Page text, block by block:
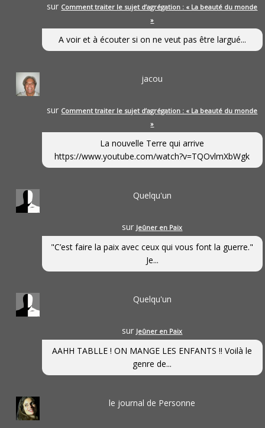
sur Comment traiter le sujet d’agrégation : « La beauté du monde
»
A voir et à écouter si on ne veut pas être largué...
jacou
sur Comment traiter le sujet d’agrégation : « La beauté du monde
»
La nouvelle Terre qui arrive
https://www.youtube.com/watch?v=TQOvlmXbWgk
Quelqu'un
sur Jeûner en Paix
"C’est faire la paix avec ceux qui vous font la guerre."
Je...
Quelqu'un
sur Jeûner en Paix
AAHH TABLLE ! ON MANGE LES ENFANTS !! Voilà le
genre de...
le journal de Personne